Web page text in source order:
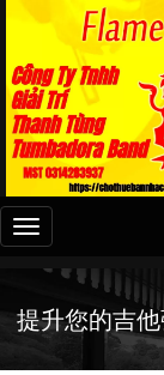
Đây
là
menu
提升您的吉